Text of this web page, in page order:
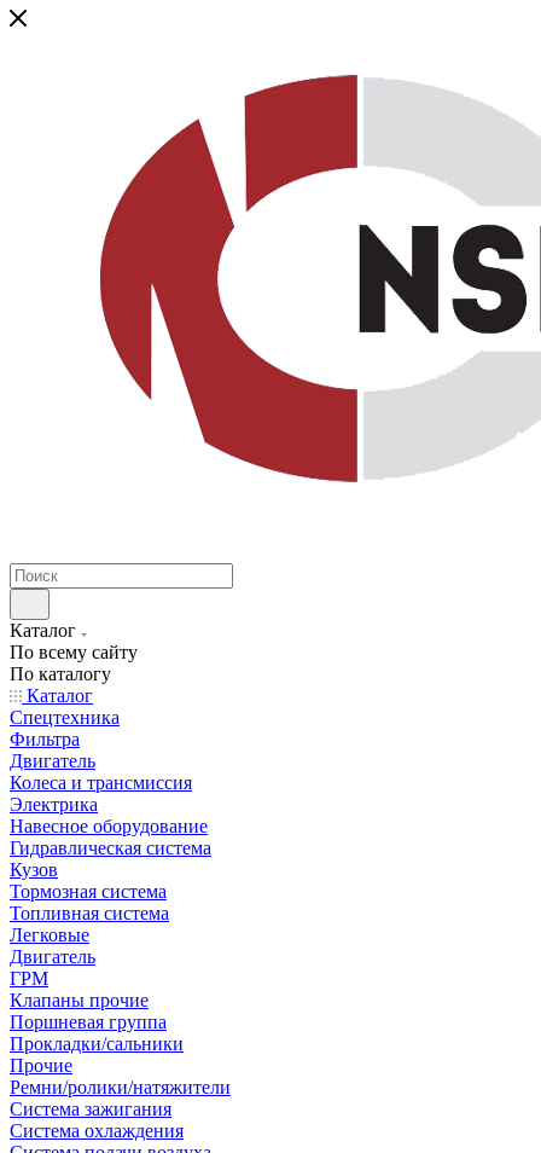
Каталог
По всему сайту
По каталогу
Каталог
Спецтехника
Фильтра
Двигатель
Колеса и трансмиссия
Электрика
Навесное оборудование
Гидравлическая система
Кузов
Тормозная система
Топливная система
Легковые
Двигатель
ГРМ
Клапаны прочие
Поршневая группа
Прокладки/сальники
Прочие
Ремни/ролики/натяжители
Система зажигания
Система охлаждения